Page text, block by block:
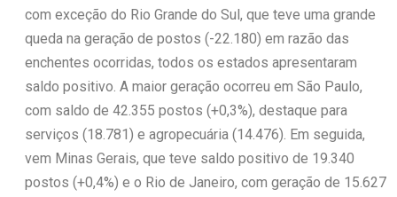
com exceção do Rio Grande do Sul, que teve uma grande
queda na geração de postos (-22.180) em razão das
enchentes ocorridas, todos os estados apresentaram
saldo positivo. A maior geração ocorreu em São Paulo,
com saldo de 42.355 postos (+0,3%), destaque para
serviços (18.781) e agropecuária (14.476). Em seguida,
vem Minas Gerais, que teve saldo positivo de 19.340
postos (+0,4%) e o Rio de Janeiro, com geração de 15.627